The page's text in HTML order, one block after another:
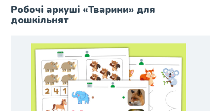
Робочі аркуші «Тварини» для
дошкільнят